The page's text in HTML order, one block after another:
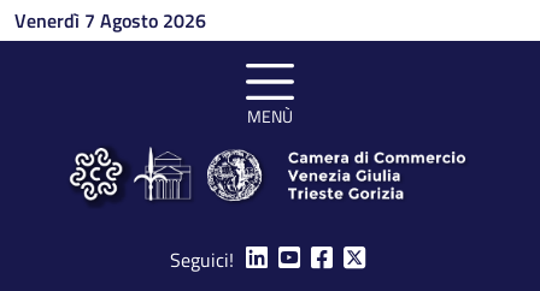
Salta al contenuto principale
Venerdì 7 Agosto 2026
MENÙ
Seguici!